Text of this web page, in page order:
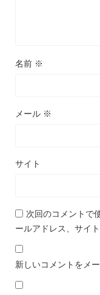
名前 ※
メール ※
サイト
次回のコメントで
ールアドレス、サイト
新しいコメントをメ